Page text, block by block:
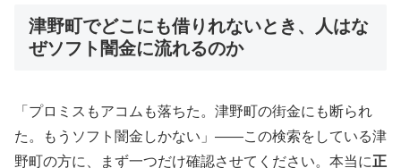
津野町でどこにも借りれないとき、人はな
ぜソフト闇金に流れるのか
「プロミスもアコムも落ちた。津野町の街金にも断られ
た。もうソフト闇金しかない」——この検索をしている津
野町の方に、まず一つだけ確認させてください。本当に正